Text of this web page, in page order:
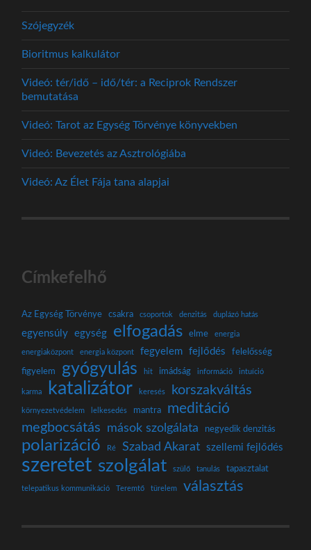
Szójegyzék
Bioritmus kalkulátor
Videó: tér/idő – idő/tér: a Reciprok Rendszer
bemutatása
Videó: Tarot az Egység Törvénye könyvekben
Videó: Bevezetés az Asztrológiába
Videó: Az Élet Fája tana alapjai
Címkefelhő
Az Egység Törvénye csakra csoportok denzitás duplázó hatás
egyensúly egység elfogadás elme energia
energiaközpont energia központ fegyelem fejlődés
felelősség
figyelem
gyógyulás hit imádság információ intuíció
karma katalizátor keresés korszakváltás
környezetvédelem lelkesedés mantra meditáció
megbocsátás mások szolgálata negyedik denzitás
polarizáció Ré Szabad Akarat szellemi fejlődés
szeretet szolgálat szülő tanulás tapasztalat
telepatikus kommunikáció Teremtő türelem választás